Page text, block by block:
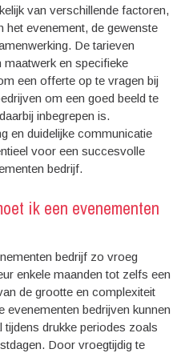
van verschillende factoren,
het evenement, de gewenste
De tarieven
maatwerk en specifieke
een offerte op te vragen bij
om een goed beeld te
inbegrepen is.
en duidelijke communicatie
voor een succesvolle
bedrijf.
ik een evenementen
bedrijf zo vroeg
enkele maanden tot zelfs een
de grootte en complexiteit
evenementen bedrijven kunnen
drukke periodes zoals
Door vroegtijdig te